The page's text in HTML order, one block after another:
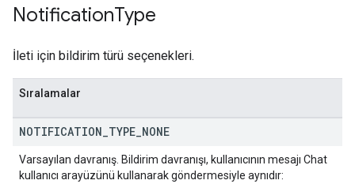
NotificationType
İleti için bildirim türü seçenekleri.
Sıralamalar
NOTIFICATION TYPE NONE
Varsayılan davranış. Bildirim davranışı, kullanıcının mesajı Chat
kullanıcı arayüzünü kullanarak göndermesiyle aynıdır: